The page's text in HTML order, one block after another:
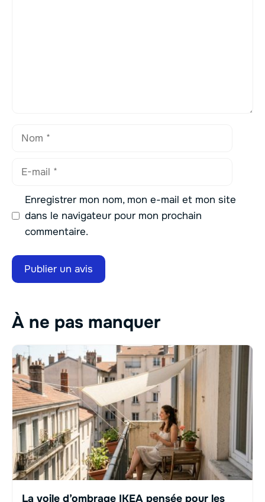
Nom
Enregistrer mon nom, mon e-mail et mon site
dans le navigateur pour mon prochain
commentaire.
À ne pas manquer
La voile d’ombrage IKEA pensée pour les